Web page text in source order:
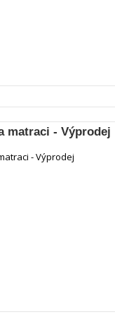
matraci - Výprodej